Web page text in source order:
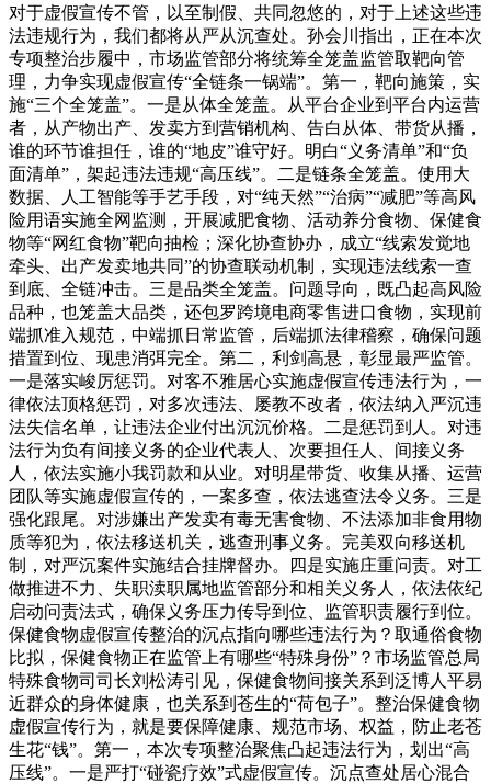
对于虚假宣传不管，以至制假、共同忽悠的，对于上述这些违
法违规行为，我们都将从严从沉查处。孙会川指出，正在本次
专项整治步履中，市场监管部分将统筹全笼盖监管取靶向管
理，力争实现虚假宣传“全链条一锅端”。第一，靶向施策，实
施“三个全笼盖”。一是从体全笼盖。从平台企业到平台内运营
者，从产物出产、发卖方到营销机构、告白从体、带货从播，
谁的环节谁担任，谁的“地皮”谁守好。明白“义务清单”和“负
面清单”，架起违法违规“高压线”。二是链条全笼盖。使用大
数据、人工智能等手艺手段，对“纯天然”“治病”“减肥”等高风
险用语实施全网监测，开展减肥食物、活动养分食物、保健食
物等“网红食物”靶向抽检；深化协查协办，成立“线索发觉地
牵头、出产发卖地共同”的协查联动机制，实现违法线索一查
到底、全链冲击。三是品类全笼盖。问题导向，既凸起高风险
品种，也笼盖大品类，还包罗跨境电商零售进口食物，实现前
端抓准入规范，中端抓日常监管，后端抓法律稽察，确保问题
措置到位、现患消弭完全。第二，利剑高悬，彰显最严监管。
一是落实峻厉惩罚。对客不雅居心实施虚假宣传违法行为，一
律依法顶格惩罚，对多次违法、屡教不改者，依法纳入严沉违
法失信名单，让违法企业付出沉沉价格。二是惩罚到人。对违
法行为负有间接义务的企业代表人、次要担任人、间接义务
人，依法实施小我罚款和从业。对明星带货、收集从播、运营
团队等实施虚假宣传的，一案多查，依法逃查法令义务。三是
强化跟尾。对涉嫌出产发卖有毒无害食物、不法添加非食用物
质等犯为，依法移送机关，逃查刑事义务。完美双向移送机
制，对严沉案件实施结合挂牌督办。四是实施庄重问责。对工
做推进不力、失职渎职属地监管部分和相关义务人，依法依纪
启动问责法式，确保义务压力传导到位、监管职责履行到位。
保健食物虚假宣传整治的沉点指向哪些违法行为？取通俗食物
比拟，保健食物正在监管上有哪些“特殊身份”？市场监管总局
特殊食物司司长刘松涛引见，保健食物间接关系到泛博人平易
近群众的身体健康，也关系到苍生的“荷包子”。整治保健食物
虚假宣传行为，就是要保障健康、规范市场、权益，防止老苍
生花“钱”。第一，本次专项整治聚焦凸起违法行为，划出“高
压线”。一是严打“碰瓷疗效”式虚假宣传。沉点查处居心混合